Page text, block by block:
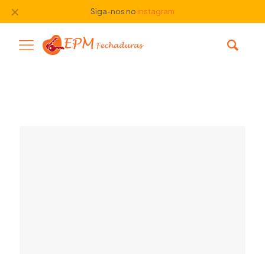
Siga-nos no instagram
✕